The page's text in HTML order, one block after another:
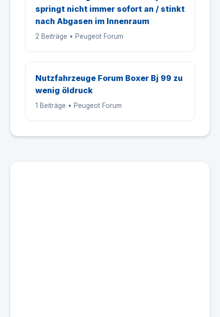
springt nicht immer sofort an / stinkt
nach Abgasen im Innenraum
2 Beiträge • Peugeot Forum
Nutzfahrzeuge Forum Boxer Bj 99 zu
wenig öldruck
1 Beiträge • Peugeot Forum